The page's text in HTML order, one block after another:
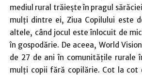
mediul rural trăieşte în pragul
mulţi dintre ei, Ziua Copilului este
altele, când jocul este înlocuit de
în gospodărie. De aceea, World
de 27 de ani în comunităţile rurale
mulţi copii fără copilărie. Cot la cot